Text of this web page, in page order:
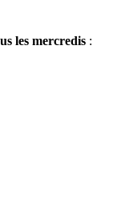
les mercredis :